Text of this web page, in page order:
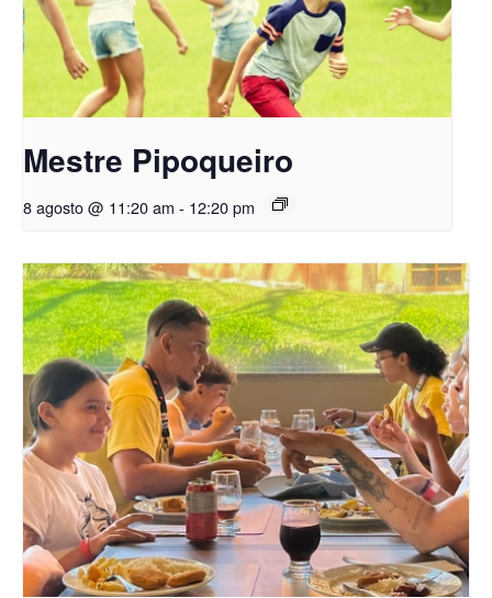
Mestre Pipoqueiro
8 agosto @ 11:20 am - 12:20 pm